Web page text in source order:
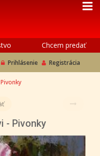
Chcem predať
Prihlásenie Registrácia
- Pivonky